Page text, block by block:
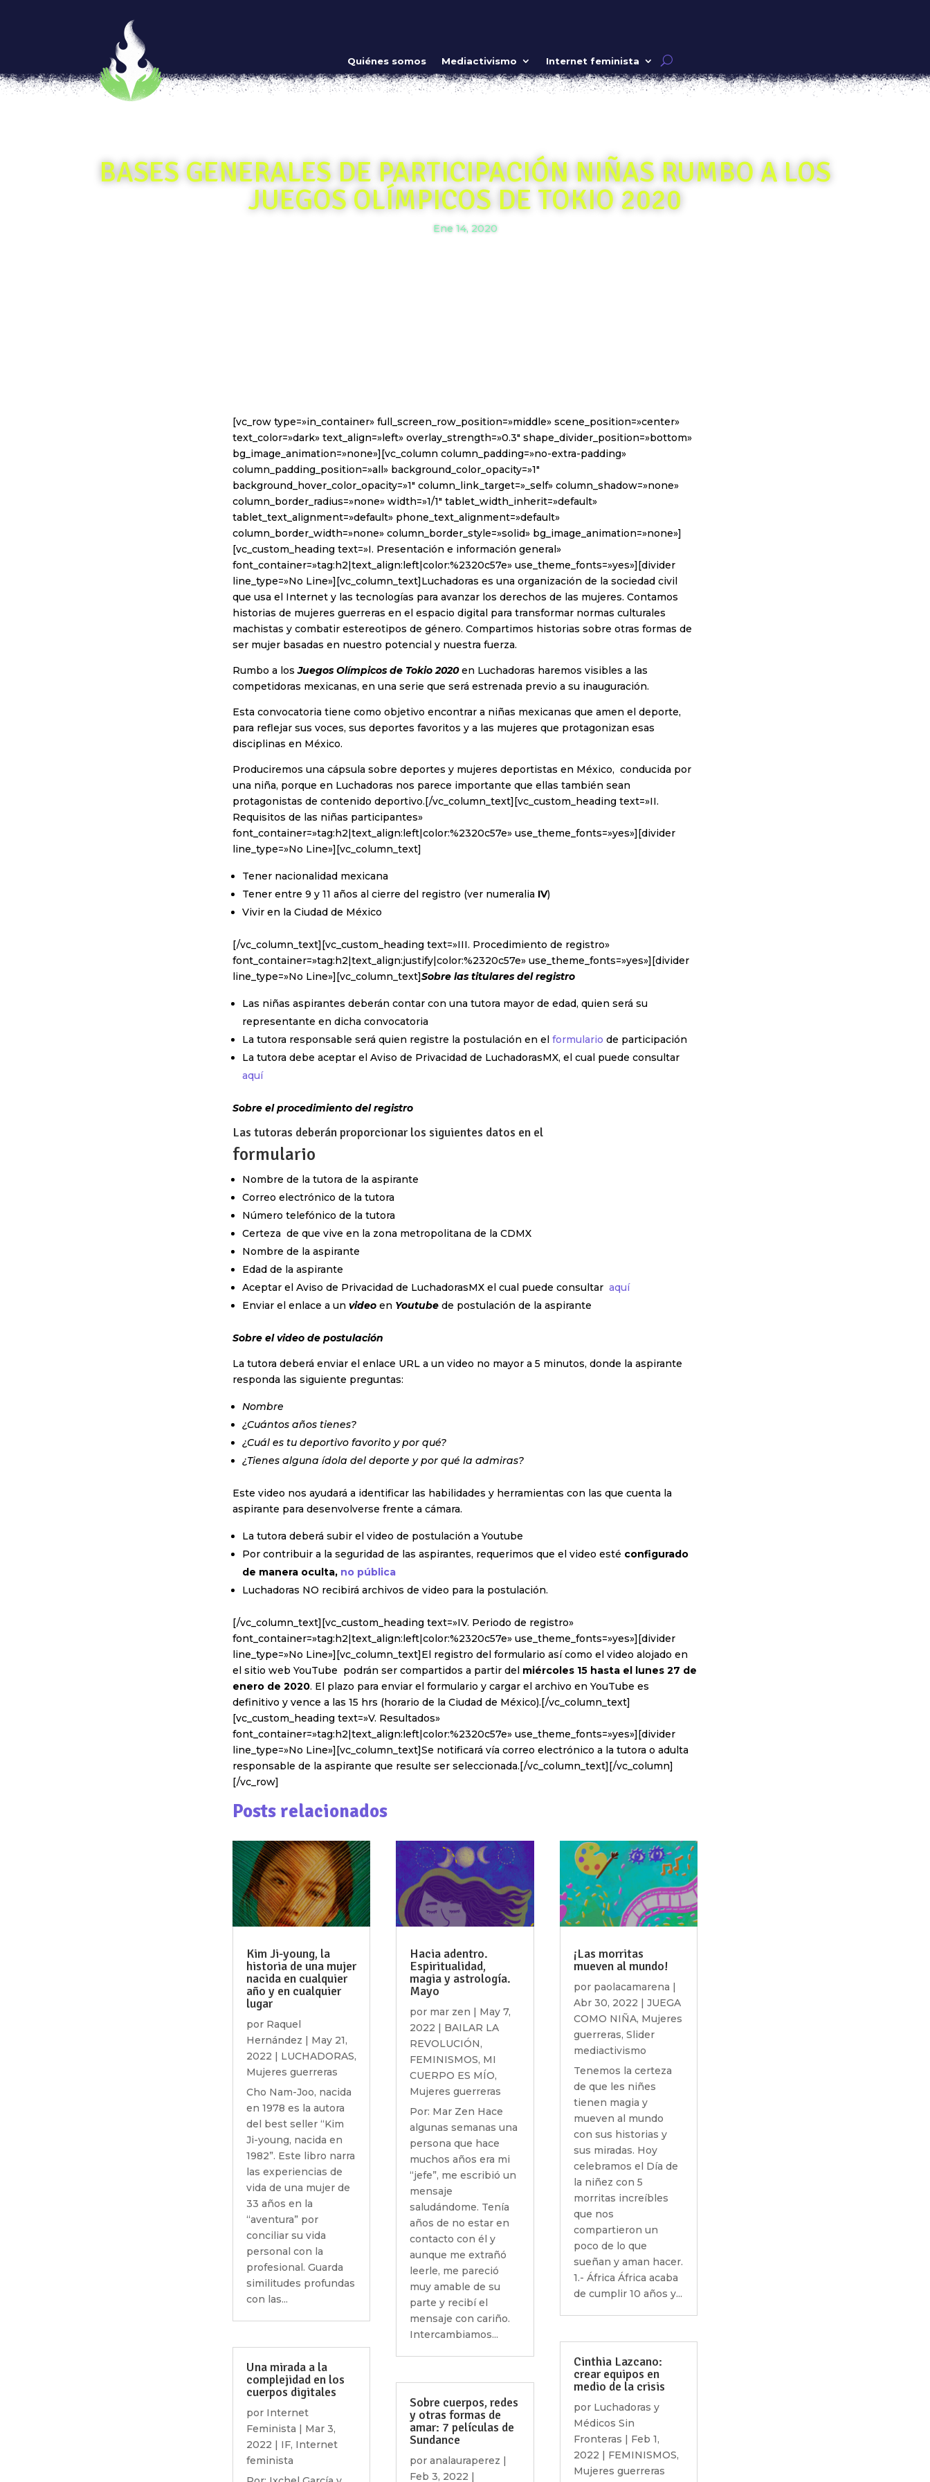
Quiénes somos Mediactivismo Internet feminista
BASES GENERALES DE PARTICIPACIÓN NIÑAS RUMBO A LOS
JUEGOS OLÍMPICOS DE TOKIO 2020
Ene 14, 2020
[vc_row type=»in_container» full_screen_row_position=»middle» scene_position=»center»
text_color=»dark» text_align=»left» overlay_strength=»0.3″ shape_divider_position=»bottom»
bg_image_animation=»none»][vc_column column_padding=»no-extra-padding»
column_padding_position=»all» background_color_opacity=»1″
background_hover_color_opacity=»1″ column_link_target=»_self» column_shadow=»none»
column_border_radius=»none» width=»1/1″ tablet_width_inherit=»default»
tablet_text_alignment=»default» phone_text_alignment=»default»
column_border_width=»none» column_border_style=»solid» bg_image_animation=»none»]
[vc_custom_heading text=»I. Presentación e información general»
font_container=»tag:h2|text_align:left|color:%2320c57e» use_theme_fonts=»yes»][divider
line_type=»No Line»][vc_column_text]Luchadoras es una organización de la sociedad civil
que usa el Internet y las tecnologías para avanzar los derechos de las mujeres. Contamos
historias de mujeres guerreras en el espacio digital para transformar normas culturales
machistas y combatir estereotipos de género. Compartimos historias sobre otras formas de
ser mujer basadas en nuestro potencial y nuestra fuerza.
Rumbo a losJuegos Olímpicos de Tokio 2020en Luchadoras haremos visibles a las
competidoras mexicanas, en una serie que será estrenada previo a su inauguración.
Esta convocatoria tiene como objetivo encontrar a niñas mexicanas que amen el deporte,
para reflejar sus voces, sus deportes favoritos y a las mujeres que protagonizan esas
disciplinas en México.
Produciremos una cápsula sobre deportes y mujeres deportistas en México, conducida por
una niña, porque en Luchadoras nos parece importante que ellas también sean
protagonistas de contenido deportivo.[/vc_column_text][vc_custom_heading text=»II.
Requisitos de las niñas participantes»
font_container=»tag:h2|text_align:left|color:%2320c57e» use_theme_fonts=»yes»][divider
line_type=»No Line»][vc_column_text]
Tener nacionalidad mexicana
Tener entre 9 y 11 años al cierre del registro (ver numeralia IV)
Vivir en la Ciudad de México
[/vc_column_text][vc_custom_heading text=»III. Procedimiento de registro»
font_container=»tag:h2|text_align:justify|color:%2320c57e» use_theme_fonts=»yes»][divider
line_type=»No Line»][vc_column_text]Sobre las titulares del registro
Las niñas aspirantes deberán contar con una tutora mayor de edad, quien será su
representante en dicha convocatoria
La tutora responsable será quien registre la postulación en el formulario de participación
La tutora debe aceptar el Aviso de Privacidad de LuchadorasMX, el cual puede consultar
aquí
Sobre el procedimiento del registro
Las tutoras deberán proporcionar los siguientes datos en el
formulario
Nombre de la tutora de la aspirante
Correo electrónico de la tutora
Número telefónico de la tutora
Certeza de que vive en la zona metropolitana de la CDMX
Nombre de la aspirante
Edad de la aspirante
Aceptar el Aviso de Privacidad de LuchadorasMX el cual puede consultar aquí
Enviar el enlace a un video en Youtube de postulación de la aspirante
Sobre el video de postulación
La tutora deberá enviar el enlace URL a un video no mayor a 5 minutos, donde la aspirante
responda las siguiente preguntas:
Nombre
¿Cuántos años tienes?
¿Cuál es tu deportivo favorito y por qué?
¿Tienes alguna ídola del deporte y por qué la admiras?
Este video nos ayudará a identificar las habilidades y herramientas con las que cuenta la
aspirante para desenvolverse frente a cámara.
La tutora deberá subir el video de postulación a Youtube
Por contribuir a la seguridad de las aspirantes, requerimos que el video esté configurado
de manera oculta, no pública
Luchadoras NO recibirá archivos de video para la postulación.
[/vc_column_text][vc_custom_heading text=»IV. Periodo de registro»
font_container=»tag:h2|text_align:left|color:%2320c57e» use_theme_fonts=»yes»][divider
line_type=»No Line»][vc_column_text]El registro del formulario así como el video alojado en
el sitio web YouTube podrán ser compartidos a partir del miércoles 15 hasta el lunes 27 de
enero de 2020. El plazo para enviar el formulario y cargar el archivo en YouTube es
definitivo y vence a las 15 hrs (horario de la Ciudad de México).[/vc_column_text]
[vc_custom_heading text=»V. Resultados»
font_container=»tag:h2|text_align:left|color:%2320c57e» use_theme_fonts=»yes»][divider
line_type=»No Line»][vc_column_text]Se notificará vía correo electrónico a la tutora o adulta
responsable de la aspirante que resulte ser seleccionada.[/vc_column_text][/vc_column]
[/vc_row]
Posts relacionados
Kim Ji-young, la
historia de una mujer
nacida en cualquier
año y en cualquier
lugar
por Raquel
Hernández
May 21,
2022
LUCHADORAS,
Mujeres guerreras
Cho Nam-Joo, nacida
en 1978 es la autora
del best seller “Kim
Ji-young, nacida en
1982”. Este libro narra
las experiencias de
vida de una mujer de
33 años en la
“aventura” por
conciliar su vida
personal con la
profesional. Guarda
similitudes profundas
con las...
Una mirada a la
complejidad en los
cuerpos digitales
por Internet
Feminista
Mar 3,
2022
IF, Internet
feminista
Hacia adentro.
Espiritualidad,
magia y astrología.
Mayo
por mar zen
May 7,
2022
BAILAR LA
REVOLUCIÓN,
FEMINISMOS, MI
CUERPO ES MÍO,
Mujeres guerreras
Por: Mar Zen Hace
algunas semanas una
persona que hace
muchos años era mi
“jefe”, me escribió un
mensaje
saludándome. Tenía
años de no estar en
contacto con él y
aunque me extrañó
leerle, me pareció
muy amable de su
parte y recibí el
mensaje con cariño.
Intercambiamos...
Sobre cuerpos, redes
y otras formas de
amar: 7 películas de
Sundance
poranalauraperez
Feb 3, 2022
¡Las morritas
mueven al mundo!
por paolacamarena
Abr 30, 2022
JUEGA
COMO NIÑA, Mujeres
guerreras, Slider
mediactivismo
Tenemos la certeza
de que les niñes
tienen magia y
mueven al mundo
con sus historias y
sus miradas. Hoy
celebramos el Día de
la niñez con 5
morritas increíbles
que nos
compartieron un
poco de lo que
sueñan y aman hacer.
1.- África África acaba
de cumplir 10 años y...
Cinthia Lazcano:
crear equipos en
medio de la crisis
por Luchadoras y
Médicos Sin
Fronteras
Feb 1,
2022
FEMINISMOS,
Mujeres guerreras